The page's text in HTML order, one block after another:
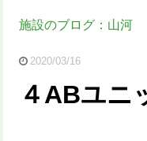
施設のブログ：山河
2020/03/16
４ABユ